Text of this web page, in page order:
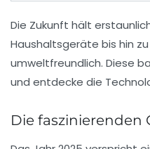
Die Zukunft hält
Haushaltsgeräte bis hin
umweltfreundlich. Diese
und entdecke die
Die faszinierenden